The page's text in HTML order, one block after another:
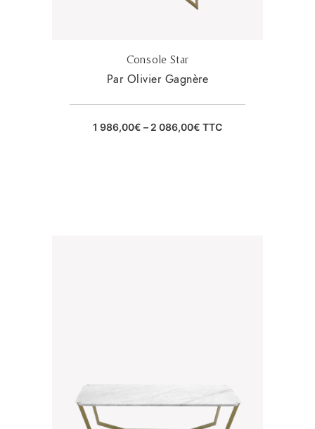
Console Star
Par Olivier Gagnère
1 986,00€ – 2 086,00€ TTC